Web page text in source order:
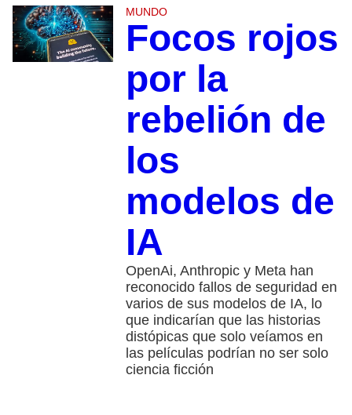
MUNDO
Focos rojos
por la
rebelión de
los
modelos de
IA
OpenAi, Anthropic y Meta han
reconocido fallos de seguridad en
varios de sus modelos de IA, lo
que indicarían que las historias
distópicas que solo veíamos en
las películas podrían no ser solo
ciencia ficción